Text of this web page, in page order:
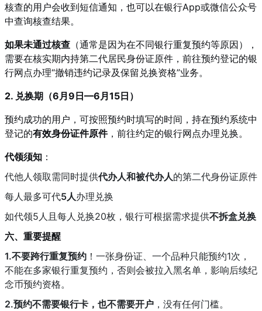
核查的用户会收到短信通知，也可以在银行App或微信公众号
中查询核查结果。
如果未通过核查 （通常是因为在不同银行重复预约等原因），
需要在核实期内持第二代居民身份证原件，前往预约登记的银
行网点办理“撤销违约记录及保留兑换资格”业务。
2. 兑换期（6月9日—6月15日）
预约成功的用户，可按照预约时填写的时间，持在预约系统中
登记的有效身份证件原件，前往约定的银行网点办理兑换。
代领须知 ：
代他人领取需同时提供代办人和被代办人的第二代身份证原件
每人最多可代5人办理兑换
如代领5人且每人兑换20枚，银行可根据需求提供不拆盒兑换
六、重要提醒
1.不要跨行重复预约 ！一张身份证、一个品种只能预约1次，
不能在多家银行重复预约，否则会被拉入黑名单，影响后续纪
念币预约资格。
2.预约不需要银行卡，也不需要开户 ，没有任何门槛。